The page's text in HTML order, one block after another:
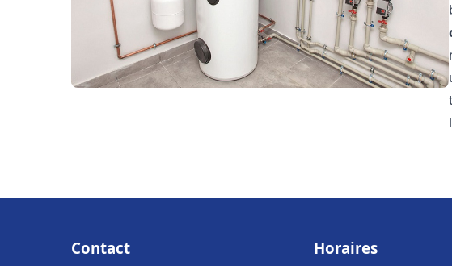
Contact Horaires